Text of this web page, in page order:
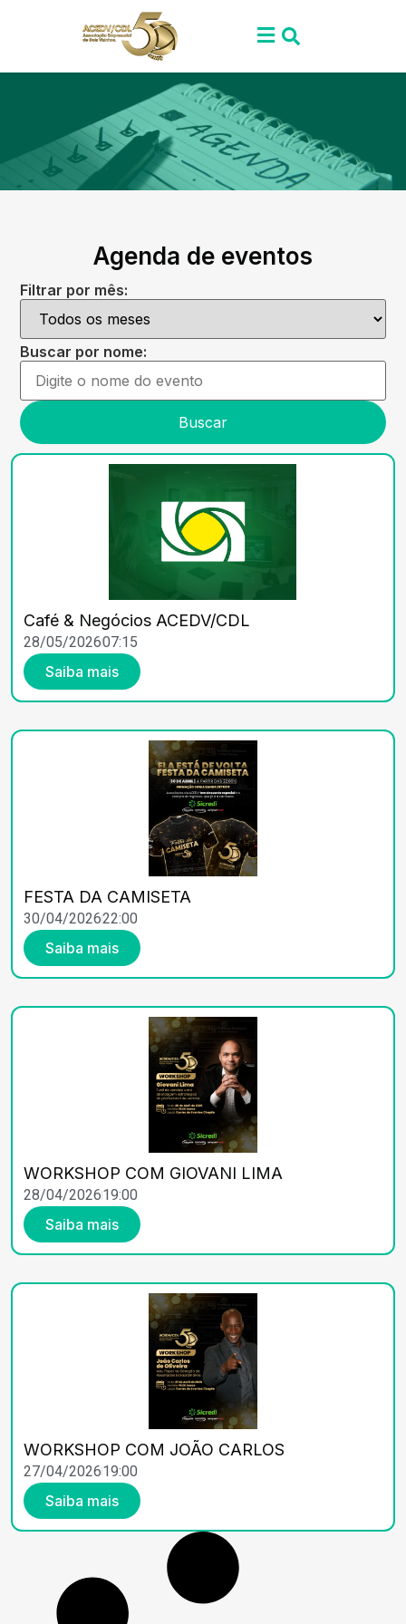
Agenda de eventos
Filtrar por mês:
Buscar por nome:
Buscar
Café & Negócios ACEDV/CDL
28/05/202607:15
Saiba mais
FESTA DA CAMISETA
30/04/202622:00
Saiba mais
WORKSHOP COM GIOVANI LIMA
28/04/202619:00
Saiba mais
WORKSHOP COM JOÃO CARLOS
27/04/202619:00
Saiba mais